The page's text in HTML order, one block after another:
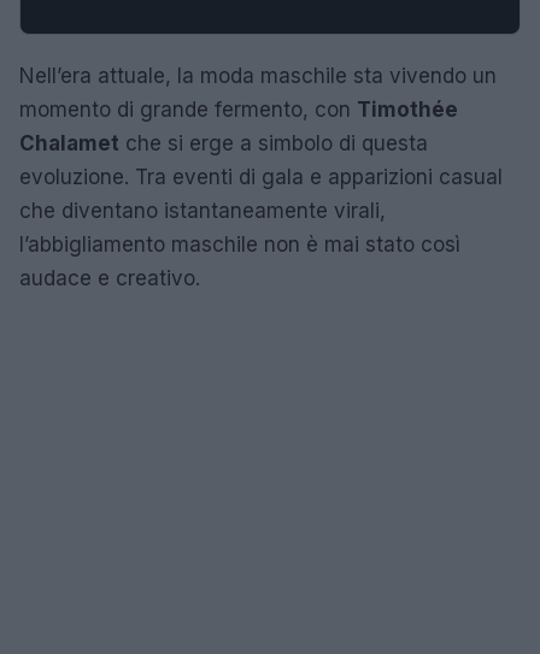
Nell’era attuale, la moda maschile sta vivendo un
momento di grande fermento, con Timothée
Chalamet che si erge a simbolo di questa
evoluzione. Tra eventi di gala e apparizioni casual
che diventano istantaneamente virali,
l’abbigliamento maschile non è mai stato così
audace e creativo.